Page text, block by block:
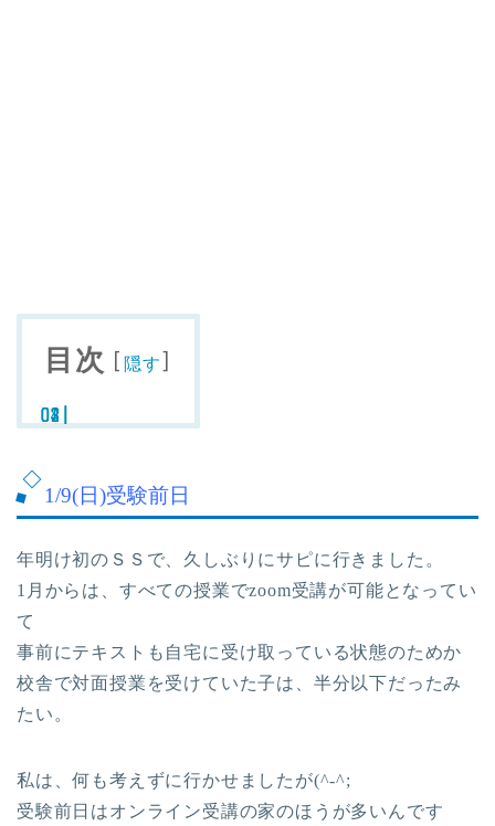
目次 [ 隠す]
1/9(日)受験前日
年明け初のＳＳで、久しぶりにサピに行きました。
1月からは、すべての授業でzoom受講が可能となってい
て
事前にテキストも自宅に受け取っている状態のためか
校舎で対面授業を受けていた子は、半分以下だったみ
たい。
私は、何も考えずに行かせましたが(^-^;
受験前日はオンライン受講の家のほうが多いんです